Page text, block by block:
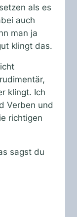
als es
auch
man ja
klingt das.
klingt. Ich
Verben und
richtigen
sagst du